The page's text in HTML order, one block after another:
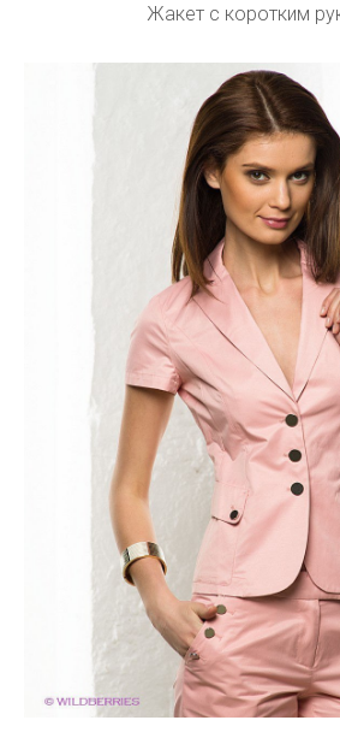
Жакет с коротким